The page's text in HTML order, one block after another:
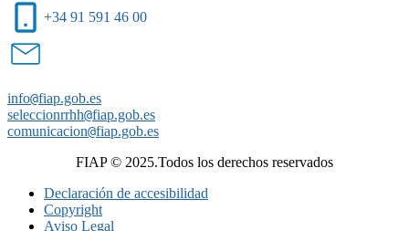
+34 91 591 46 00
info@fiap.gob.es
seleccionrrhh@fiap.gob.es
comunicacion@fiap.gob.es
FIAP © 2025.Todos los derechos reservados
Declaración de accesibilidad
Copyright
Aviso Legal